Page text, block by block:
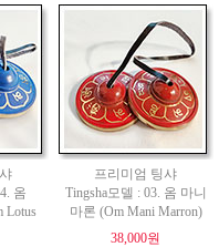
옴
Lotus
프리미엄 팅샤
Tingsha모델 : 03. 옴 마니
마론 (Om Mani Marron)
38,000원